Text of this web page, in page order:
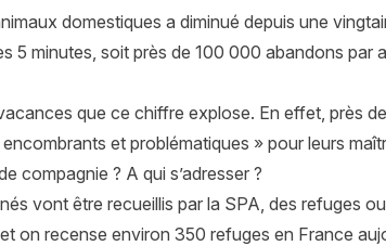
domestiques a diminué depuis une
5 minutes, soit près de 100 000 abandons par
que ce chiffre explose. En effet, près
et problématiques » pour leurs
compagnie ? A qui s’adresser ?
vont être recueillis par la SPA, des refuges
on recense environ 350 refuges en France